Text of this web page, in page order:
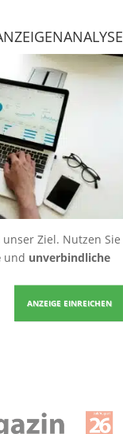
Ziel. Nutzen Sie
und unverbindliche
ANZEIGE EINREICHEN